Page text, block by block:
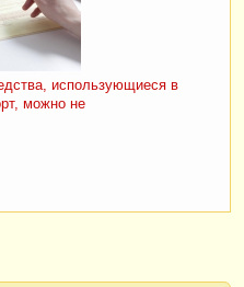
использующиеся в
можно не